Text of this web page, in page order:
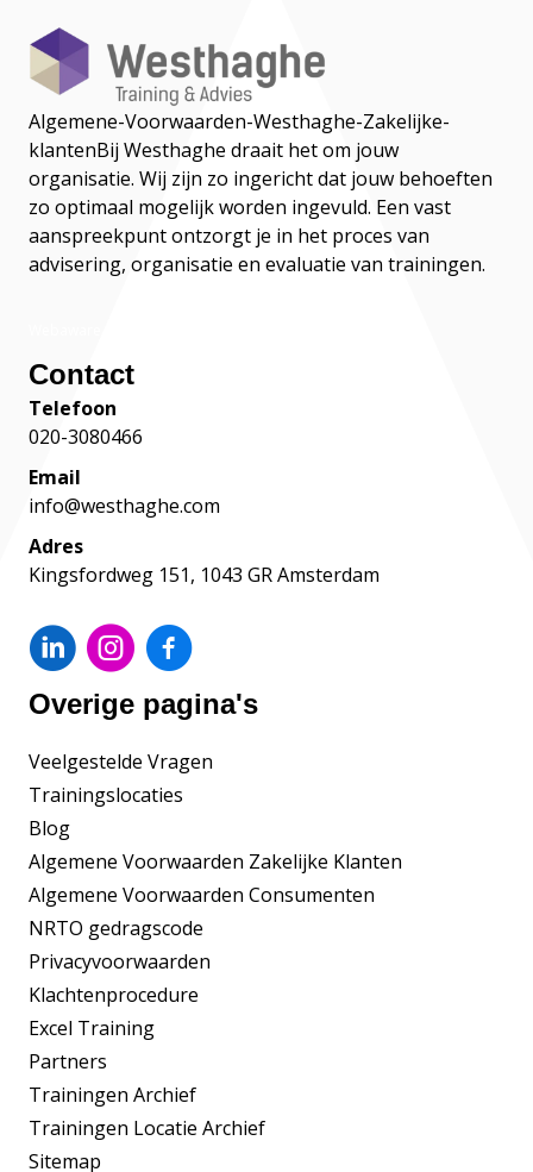
Algemene-Voorwaarden-Westhaghe-Zakelijke-
klantenBij Westhaghe draait het om jouw
organisatie. Wij zijn zo ingericht dat jouw behoeften
zo optimaal mogelijk worden ingevuld. Een vast
aanspreekpunt ontzorgt je in het proces van
advisering, organisatie en evaluatie van trainingen.
Contact
Telefoon
020-3080466
Email
info@westhaghe.com
Adres
Kingsfordweg 151, 1043 GR Amsterdam
Overige pagina's
Veelgestelde Vragen
Trainingslocaties
Blog
Algemene Voorwaarden Zakelijke Klanten
Algemene Voorwaarden Consumenten
NRTO gedragscode
Privacyvoorwaarden
Klachtenprocedure
Excel Training
Partners
Trainingen Archief
Trainingen Locatie Archief
Sitemap